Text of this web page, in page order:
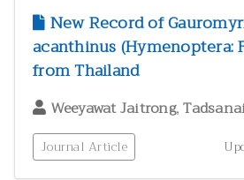
New Record of
acanthinus (Hymenoptera:
from Thailand
Weeyawat Jaitrong,
Journal Article